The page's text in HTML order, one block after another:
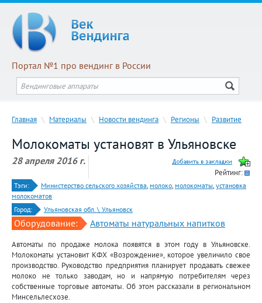
Портал №1 про вендинг в России
Главная \ Материалы \ Новости вендинга \ Регионы \ Развитие
Молокоматы установят в Ульяновске
28 апреля 2016 г.
Рейтинг:
Тэги: Министерство сельского хозяйства, молоко, молокоматы, установка
молокоматов
Город:
Ульяновская обл. \ Ульяновск
Оборудование: Автоматы натуральных напитков
Автоматы по продаже молока появятся в этом году в Ульяновске.
Молокоматы установит КФХ «Возрождение», которое увеличило свое
производство. Руководство предприятия планирует продавать свежее
молоко не только заводам, но и напрямую потребителям через
собственные торговые автоматы. Об этом рассказали в региональном
Минсельлесхозе.